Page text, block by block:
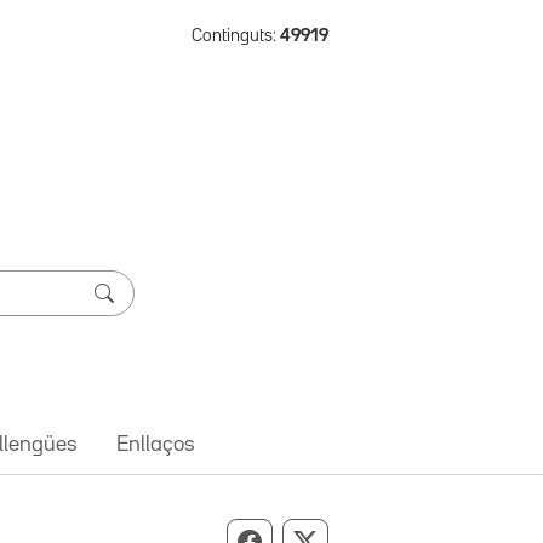
Continguts: 49919
Enllaços